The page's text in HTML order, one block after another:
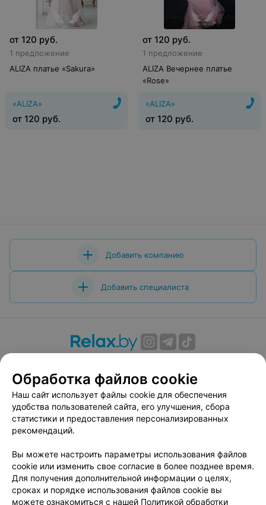
от 120 руб.
1 предложение
ALIZA платье «Sakura»
«ALIZA»
от 120 руб.
от 120 руб.
1 предложение
ALIZA Вечернее платье
«Rose»
«ALIZA»
от 120 руб.
Добавить компанию
Добавить специалиста
Вакансии
Публичный договор
Способы оплаты
Публичный договор по использованию сервиса
«Афиша»
Пользовательское соглашение
Связаться по вопросам сотрудничества
Написать руководителю relax.by
Персональные настройки cookie
Обработка файлов cookie
Наш сайт использует файлы cookie для обеспечения
удобства пользователей сайта, его улучшения, сбора
статистики и предоставления персонализированных
рекомендаций.
Вы можете настроить параметры использования файлов
cookie или изменить свое согласие в более позднее время.
Для получения дополнительной информации о целях,
сроках и порядке использования файлов cookie вы
можете ознакомиться с нашей Политикой обработки